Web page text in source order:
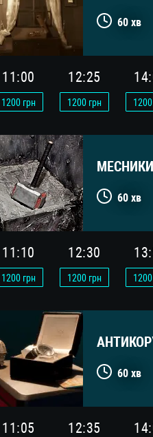
60 хв
11:00
1200 грн
12:25
1200 грн 1200
МЕСНИКИ
60 хв
11:10
1200 грн
12:30
1200 грн 1200
60 хв
11:05 12:35